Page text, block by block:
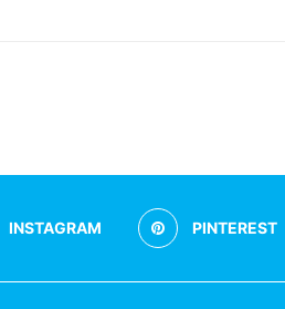
INSTAGRAM PINTEREST